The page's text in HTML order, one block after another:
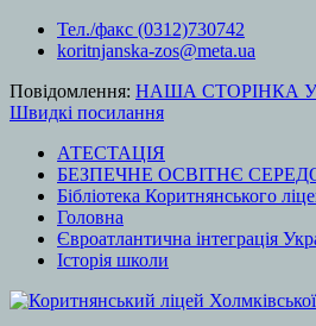
ПерейтиТел./факс (0312)730742
koritnjanska-zos@meta.ua
Повідомлення: НАША СТОРІНКА
Швидкі посилання
АТЕСТАЦІЯ
БЕЗПЕЧНЕ ОСВІТНЄ
Бібліотека Коритнянського
Головна
Євроатлантична інтеграція
Історія школи